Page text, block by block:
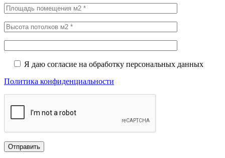
Я даю согласие на обработку персональных данных
Политика конфиденциальности